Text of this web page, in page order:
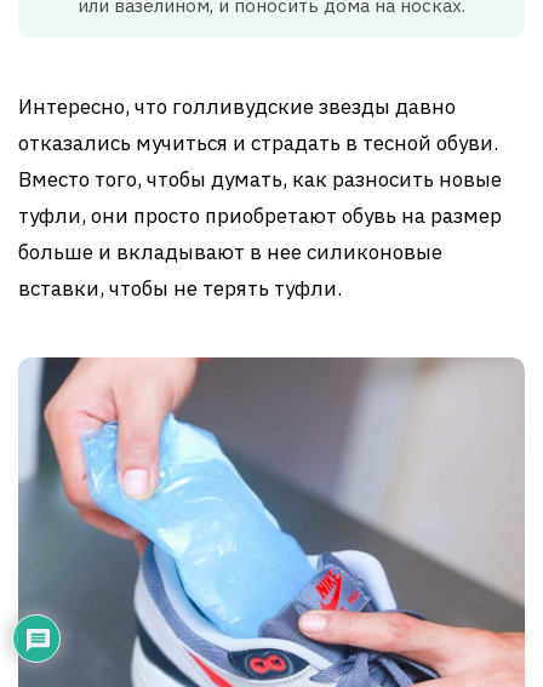
или вазелином, и поносить дома на носках.
Интересно, что голливудские звезды давно
отказались мучиться и страдать в тесной обуви.
Вместо того, чтобы думать, как разносить новые
туфли, они просто приобретают обувь на размер
больше и вкладывают в нее силиконовые
вставки, чтобы не терять туфли.